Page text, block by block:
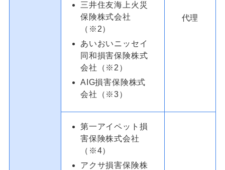
三井住友海上火災
保険株式会社
（※2）
あいおいニッセイ
同和損害保険株式
会社（※2）
AIG損害保険株式
会社（※3）
代理
第一アイペット損
害保険株式会社
（※4）
アクサ損害保険株